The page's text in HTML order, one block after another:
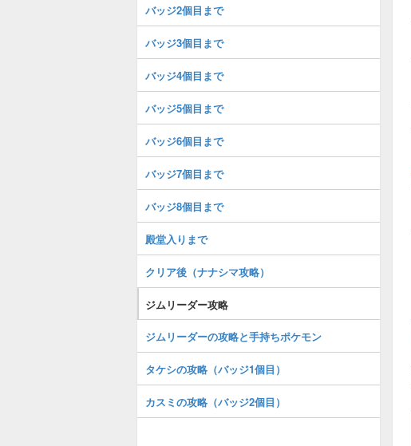
バッジ2個目まで
バッジ3個目まで
バッジ4個目まで
バッジ5個目まで
バッジ6個目まで
バッジ7個目まで
バッジ8個目まで
殿堂入りまで
クリア後（ナナシマ攻略）
ジムリーダー攻略
ジムリーダーの攻略と手持ちポケモン
タケシの攻略（バッジ1個目）
カスミの攻略（バッジ2個目）